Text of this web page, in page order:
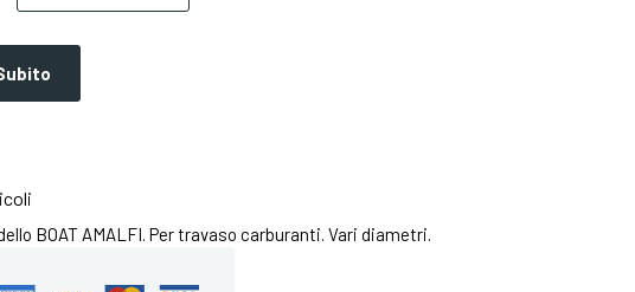
BOAT AMALFI. Per travaso carburanti. Vari diametri.